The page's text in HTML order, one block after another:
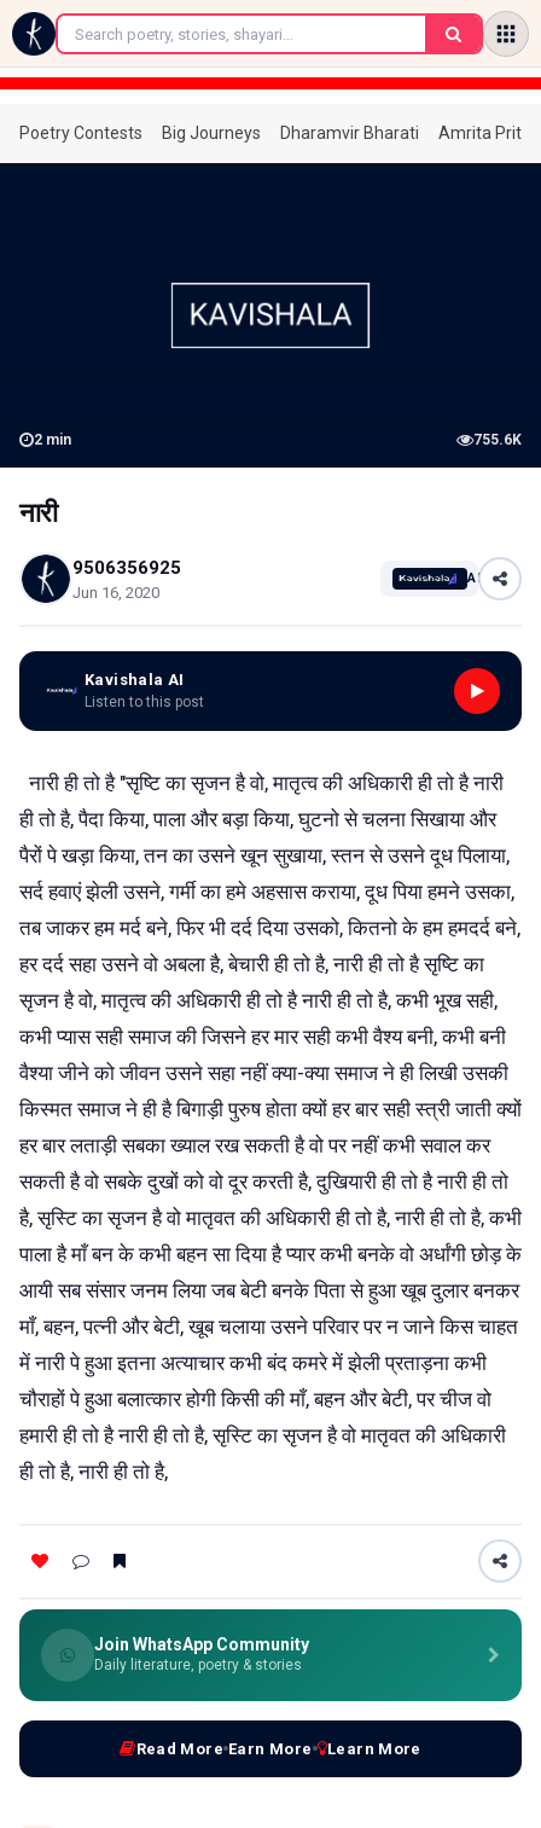
←
Poetry Contests Big Journeys Dharamvir Bharati Amrita
2 min 755.6K
नारी
9506356925
Jun 16, 2020
AI
Kavishala AI
Listen to this post
नारी ही तो है "सृष्टि का सृजन है वो, मातृत्व की अधिकारी ही तो है नारी
ही तो है, पैदा किया, पाला और बड़ा किया, घुटनो से चलना सिखाया और
पैरों पे खड़ा किया, तन का उसने खून सुखाया, स्तन से उसने दूध पिलाया,
सर्द हवाएं झेली उसने, गर्मी का हमे अहसास कराया, दूध पिया हमने उसका,
तब जाकर हम मर्द बने, फिर भी दर्द दिया उसको, कितनो के हम हमदर्द बने,
हर दर्द सहा उसने वो अबला है, बेचारी ही तो है, नारी ही तो है सृष्टि का
सृजन है वो, मातृत्व की अधिकारी ही तो है नारी ही तो है, कभी भूख सही,
कभी प्यास सही समाज की जिसने हर मार सही कभी वैश्य बनी, कभी बनी
वैश्या जीने को जीवन उसने सहा नहीं क्या-क्या समाज ने ही लिखी उसकी
किस्मत समाज ने ही है बिगाड़ी पुरुष होता क्यों हर बार सही स्त्री जाती क्यों
हर बार लताड़ी सबका ख्याल रख सकती है वो पर नहीं कभी सवाल कर
सकती है वो सबके दुखों को वो दूर करती है, दुखियारी ही तो है नारी ही तो
है, सृस्टि का सृजन है वो मातृवत की अधिकारी ही तो है, नारी ही तो है, कभी
पाला है माँ बन के कभी बहन सा दिया है प्यार कभी बनके वो अर्धांगी छोड़ के
आयी सब संसार जनम लिया जब बेटी बनके पिता से हुआ खूब दुलार बनकर
माँ, बहन, पत्नी और बेटी, खूब चलाया उसने परिवार पर न जाने किस चाहत
में नारी पे हुआ इतना अत्याचार कभी बंद कमरे में झेली प्रताड़ना कभी
चौराहों पे हुआ बलात्कार होगी किसी की माँ, बहन और बेटी, पर चीज वो
हमारी ही तो है नारी ही तो है, सृस्टि का सृजन है वो मातृवत की अधिकारी
ही तो है, नारी ही तो है,
Join WhatsApp Community
Daily literature, poetry & stories
Read More Earn More Learn More